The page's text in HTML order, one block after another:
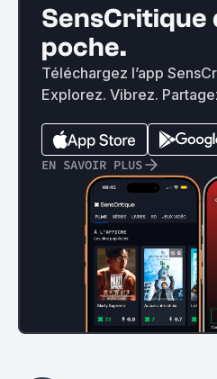
SensCritique
poche.
Téléchargez l’app
Explorez. Vibrez.
EN SAVOIR PLUS